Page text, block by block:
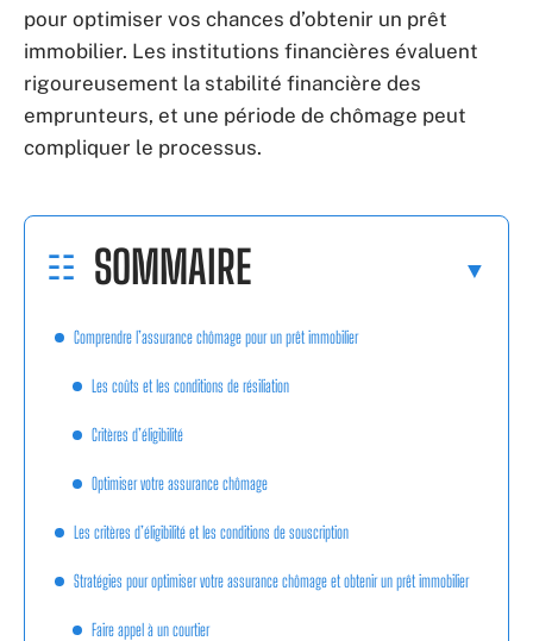
pour optimiser vos chances d’obtenir un prêt
immobilier. Les institutions financières évaluent
rigoureusement la stabilité financière des
emprunteurs, et une période de chômage peut
compliquer le processus.
SOMMAIRE
Comprendre l’assurance chômage pour un prêt immobilier
Les coûts et les conditions de résiliation
Critères d’éligibilité
Optimiser votre assurance chômage
Les critères d’éligibilité et les conditions de souscription
Stratégies pour optimiser votre assurance chômage et obtenir un prêt immobilier
Faire appel à un courtier